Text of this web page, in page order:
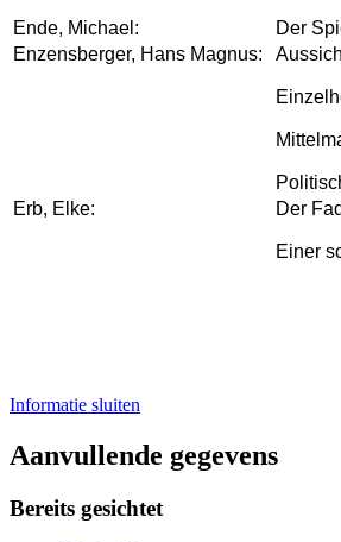
Ende, Michael:
Der
Enzensberger, Hans Magnus:
Erb, Elke:
Der
Einer
Informatie sluiten
Aanvullende gegevens
Bereits gesichtet